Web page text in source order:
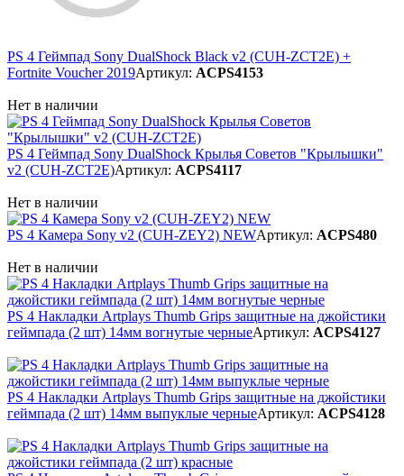
PS 4 Геймпад Sony DualShock Black v2 (CUH-ZCT2E) +
Fortnite Voucher 2019Артикул: ACPS4153
Нет в наличии
PS 4 Геймпад Sony DualShock Крылья Советов "Крылышки"
v2 (CUH-ZCT2E)Артикул: ACPS4117
Нет в наличии
PS 4 Камера Sony v2 (CUH-ZEY2) NEWАртикул: ACPS480
Нет в наличии
PS 4 Накладки Artplays Thumb Grips защитные на джойстики
геймпада (2 шт) 14мм вогнутые черныеАртикул: ACPS4127
PS 4 Накладки Artplays Thumb Grips защитные на джойстики
геймпада (2 шт) 14мм выпуклые черныеАртикул: ACPS4128